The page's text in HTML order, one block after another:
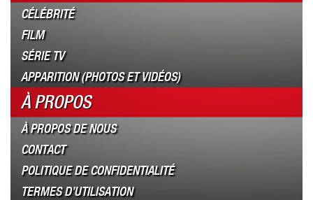
CÉLÉBRITÉ
FILM
SÉRIE TV
APPARITION (PHOTOS ET VIDÉOS)
À PROPOS
À PROPOS DE NOUS
CONTACT
POLITIQUE DE CONFIDENTIALITÉ
TERMES D’UTILISATION